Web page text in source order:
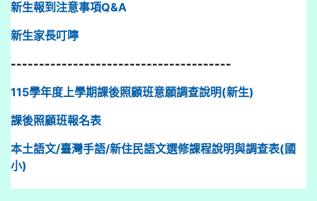
新生報到注意事項Q&A
新生家長叮嚀
---------------------------------------
115學年度上學期課後照顧班意願調查說明(新生)
課後照顧班報名表
本土語文/臺灣手語/新住民語文選修課程說明與調查表(國
小)